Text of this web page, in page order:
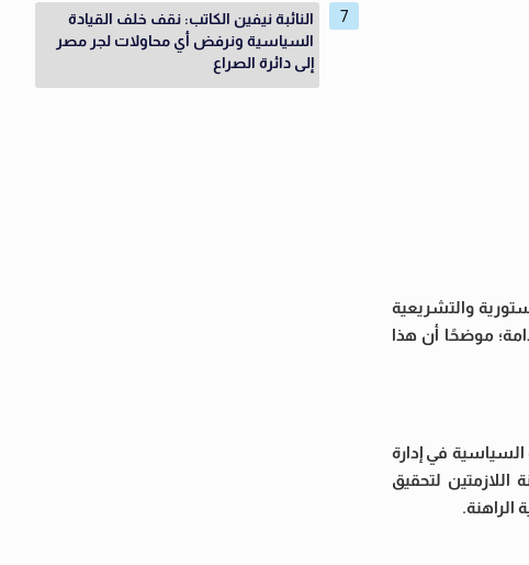
والتشريعية
موضحًا أن هذا
في إدارة
لتحقيق
الراهنة.
النائبة نيفين الكاتب: نقف خلف القيادة
السياسية ونرفض أي محاولات لجر مصر
إلى دائرة الصراع